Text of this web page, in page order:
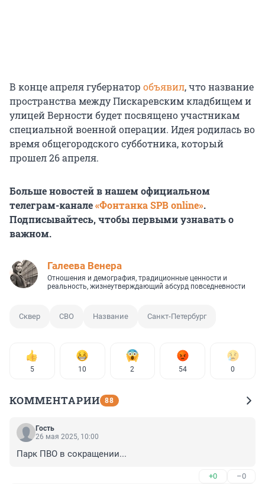
В конце апреля губернатор объявил, что название
пространства между Пискаревским кладбищем и
улицей Верности будет посвящено участникам
специальной военной операции. Идея родилась во
время общегородского субботника, который
прошел 26 апреля.
Больше новостей в нашем официальном
телеграм-канале«Фонтанка SPB online».
Подписывайтесь, чтобы первыми узнавать о
важном.
Галеева Венера
Отношения и демография, традиционные ценности и
реальность, жизнеутверждающий абсурд повседневности
Сквер СВО Название Санкт-Петербург
5 10 2 54 0
КОММЕНТАРИИ 88
Гость
26 мая 2025, 10:00
Парк ПВО в сокращении...
+0 –0